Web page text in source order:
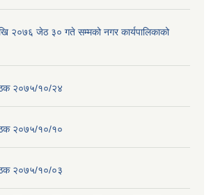
२०७६ जेठ ३० गते सम्मको नगर कार्यपालिकाको
२०७५/१०/२४
२०७५/१०/१०
२०७५/१०/०३